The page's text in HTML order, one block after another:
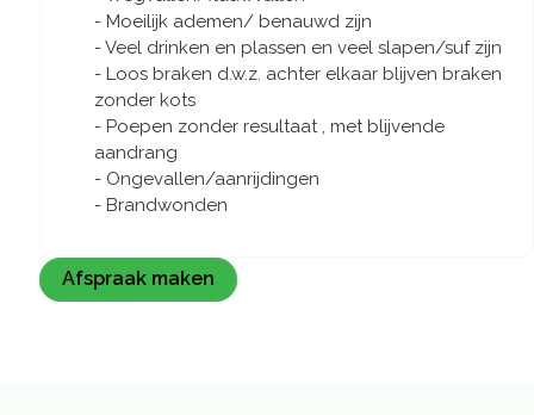
- Moeilijk ademen/ benauwd zijn
- Veel drinken en plassen en veel slapen/suf zijn
- Loos braken d.w.z. achter elkaar blijven braken
zonder kots
- Poepen zonder resultaat , met blijvende
aandrang
- Ongevallen/aanrijdingen
- Brandwonden
Afspraak maken